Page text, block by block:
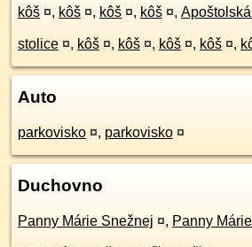
kôš ¤, kôš ¤, kôš ¤, kôš ¤,
stolice ¤, kôš ¤, kôš ¤, kôš ¤, kôš ¤,
Auto
parkovisko ¤, parkovisko ¤
Duchovno
Panny Márie Snežnej ¤, Panny